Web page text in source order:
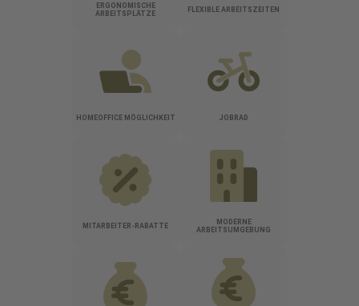
ERGONOMISCHE
ARBEITSPLÄTZE
FLEXIBLE ARBEITSZEITEN
HOMEOFFICE MÖGLICHKEIT JOBRAD
MITARBEITER-RABATTE
MODERNE
ARBEITSUMGEBUNG